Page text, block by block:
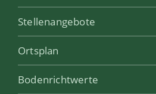
Stellenangebote
Ortsplan
Bodenrichtwerte